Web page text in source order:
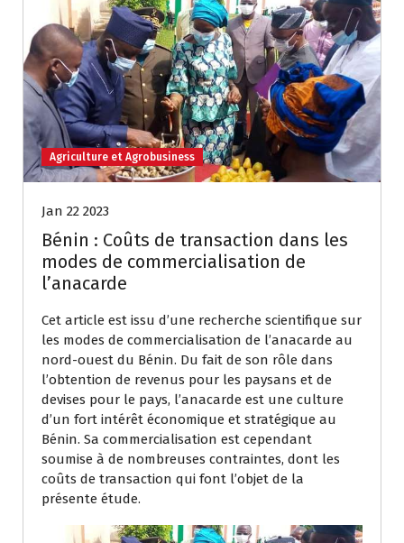
Agriculture et Agrobusiness
Jan 22 2023
Bénin : Coûts de transaction dans les
modes de commercialisation de
l’anacarde
Cet article est issu d’une recherche scientifique sur
les modes de commercialisation de l’anacarde au
nord-ouest du Bénin. Du fait de son rôle dans
l’obtention de revenus pour les paysans et de
devises pour le pays, l’anacarde est une culture
d’un fort intérêt économique et stratégique au
Bénin. Sa commercialisation est cependant
soumise à de nombreuses contraintes, dont les
coûts de transaction qui font l’objet de la
présente étude.